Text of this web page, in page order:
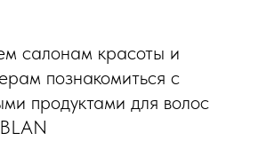
салонам красоты и
познакомиться с
продуктами для волос